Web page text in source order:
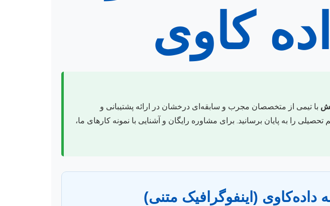
کاوی
با تیمی از متخصصان مجرب و سابقه‌ای درخشان در ارائه پشتیبانی و
را به پایان برسانید. برای مشاوره رایگان و آشنایی با نمونه کارهای ما،
داده‌کاوی (اینفوگرافیک متنی)